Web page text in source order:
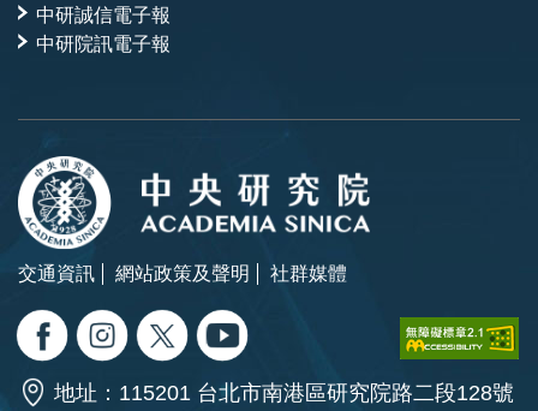
中研誠信電子報
中研院訊電子報
交通資訊 網站政策及聲明 社群媒體
地址：115201 台北市南港區研究院路二段128號